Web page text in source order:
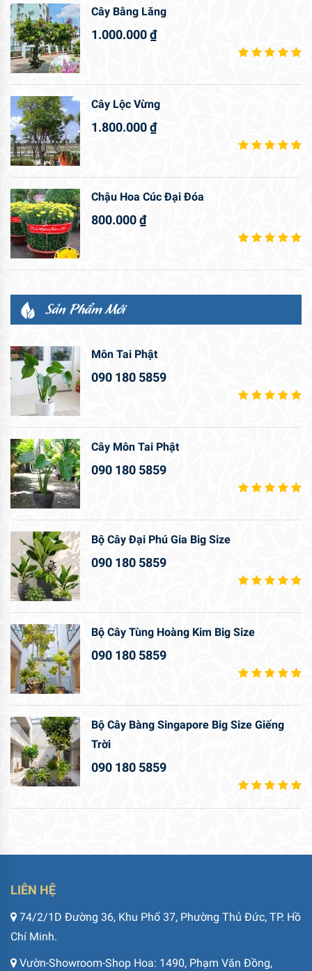
Cây Bằng Lăng
1.000.000₫
Cây Lộc Vừng
1.800.000₫
Chậu Hoa Cúc Đại Đóa
800.000₫
Sản Phẩm Mới
Môn Tai Phật
090 180 5859
Cây Môn Tai Phật
090 180 5859
Bộ Cây Đại Phú Gia Big Size
090 180 5859
Bộ Cây Tùng Hoàng Kim Big Size
090 180 5859
Bộ Cây Bàng Singapore Big Size Giếng
Trời
090 180 5859
LIÊN HỆ
74/2/1D Đường 36, Khu Phố 37, Phường Thủ Đức, TP. Hồ
Chí Minh.
Vườn-Showroom-Shop Hoa: 1490, Phạm Văn Đồng,